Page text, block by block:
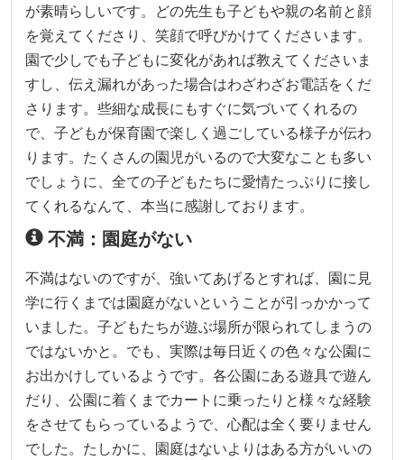
が素晴らしいです。どの先生も子どもや親の名前と顔
を覚えてくださり、笑顔で呼びかけてくださいます。
園で少しでも子どもに変化があれば教えてくださいま
すし、伝え漏れがあった場合はわざわざお電話をくだ
さります。些細な成長にもすぐに気づいてくれるの
で、子どもが保育園で楽しく過ごしている様子が伝わ
ります。たくさんの園児がいるので大変なことも多い
でしょうに、全ての子どもたちに愛情たっぷりに接し
てくれるなんて、本当に感謝しております。
不満：園庭がない
不満はないのですが、強いてあげるとすれば、園に見
学に行くまでは園庭がないということが引っかかって
いました。子どもたちが遊ぶ場所が限られてしまうの
ではないかと。でも、実際は毎日近くの色々な公園に
お出かけしているようです。各公園にある遊具で遊ん
だり、公園に着くまでカートに乗ったりと様々な経験
をさせてもらっているようで、心配は全く要りません
でした。たしかに、園庭はないよりはある方がいいの